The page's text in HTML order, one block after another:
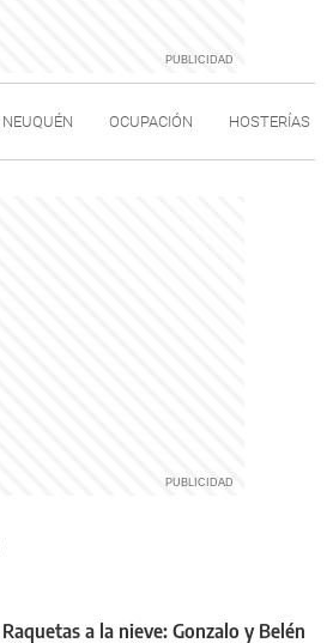
NEUQUÉN OCUPACIÓN HOSTERÍAS
Raquetas a la nieve: Gonzalo y Belén